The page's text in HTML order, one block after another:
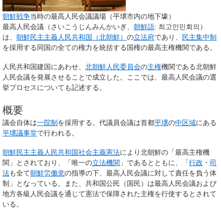
朝鮮戦争当時の最高人民会議議場（平壌市内の地下壕）
最高人民会議 （さいこうじんみんかいぎ、 朝鮮語: 최고인민회의 ）
は、 朝鮮民主主義人民共和国（北朝鮮） の立法府であり、 民主集中制
を採用する同国の全ての権力を統括する国権の最高主権機関である。
人民共和国建国にあわせ、 北朝鮮人民委員会の主権機関である北朝鮮
人民会議を発展させることで成立した。ここでは、最高人民会議の選
挙プロセスについても記述する。
概要
議会自体は一院制 を採用する。代議員会議は首都平壌の中区域にある
平壌議事堂で行われる。
朝鮮民主主義人民共和国社会主義憲法により北朝鮮の「最高主権機
関」とされており、「唯一の立法機関 」であるとともに、「行政 ・ 司
法も全て朝鮮労働党の指導の下、最高人民会議に対して責任を負う体
制」となっている。また、共和国公民（国民）は最高人民会議および
地方各級人民会議を通じて憲法で保障された主権を行使するとされて
いる。